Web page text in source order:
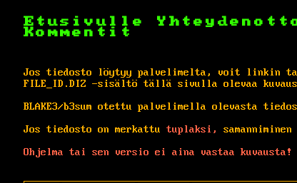
Etusivulle
Kommentit
Jos tiedosto löytyy palvelimelta, voit linkin
FILE_ID.DIZ -sisältö tällä sivulla olevaa
BLAKE3/b3sum otettu palvelimella olevasta
Jos tiedosto on merkattu tuplaksi,
Ohjelma tai sen versio ei aina vastaa kuvausta!